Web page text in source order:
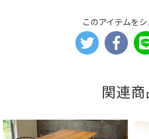
このアイテムを
関連商